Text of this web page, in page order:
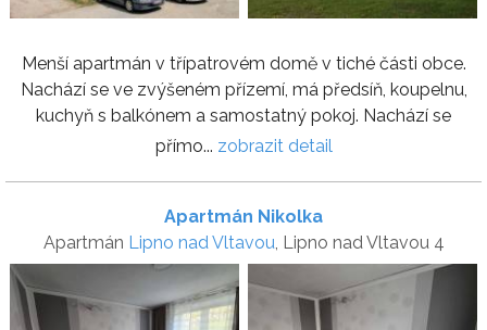
Menší apartmán v třípatrovém domě v tiché části obce.
Nachází se ve zvýšeném přízemí, má předsíň, koupelnu,
kuchyň s balkónem a samostatný pokoj. Nachází se
přímo... zobrazit detail
Apartmán Nikolka
Apartmán Lipno nad Vltavou, Lipno nad Vltavou 4